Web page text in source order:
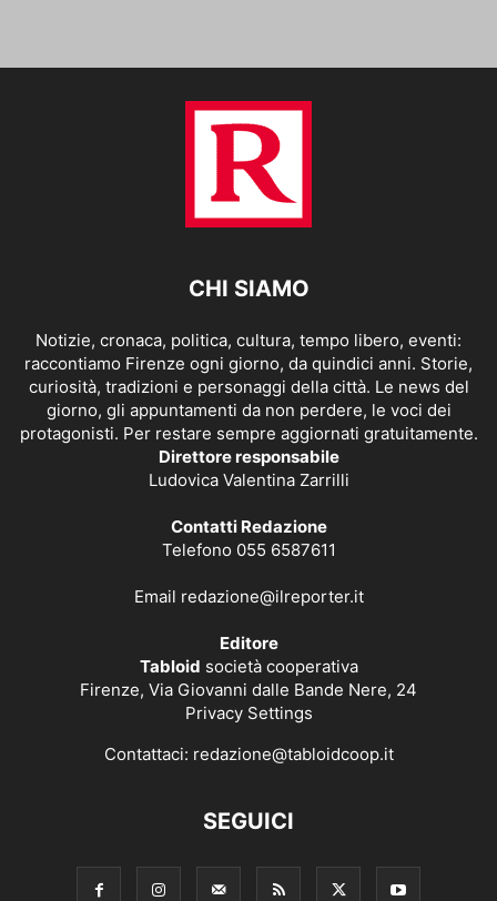
CHI SIAMO
Notizie, cronaca, politica, cultura, tempo libero, eventi:
raccontiamo Firenze ogni giorno, da quindici anni. Storie,
curiosità, tradizioni e personaggi della città. Le news del
giorno, gli appuntamenti da non perdere, le voci dei
protagonisti. Per restare sempre aggiornati gratuitamente.
Direttore responsabile
Ludovica Valentina Zarrilli
Contatti Redazione
Telefono 055 6587611
Email redazione@ilreporter.it
Editore
Tabloid società cooperativa
Firenze, Via Giovanni dalle Bande Nere, 24
Privacy Settings
Contattaci: redazione@tabloidcoop.it
SEGUICI